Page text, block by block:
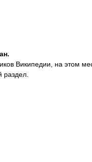
Википедии, на этом
раздел.